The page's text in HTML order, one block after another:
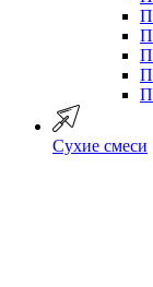
Сухие смеси